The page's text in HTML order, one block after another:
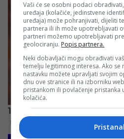
Vaši će se osobni podaci
uređaja (kolačiće, jedinstvene
uređaja) može pohranjivati, dijeliti
partnera ili ih može upotrebljavati
partneri možemo upotrebljavati
geolociranju. Popis partnera.
Neki dobavljači mogu obrađivati
temelju legitimnog interesa. Ako se
nastavku možete upravljati svojim
dnu ove stranice ili na izborniku
pristankom ili povlačenje pristanka
kolačića.